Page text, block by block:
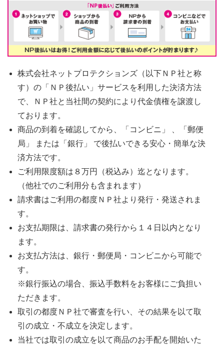
株式会社ネットプロテクションズ（以下ＮＰ社と称
す）の「ＮＰ後払い」サービスを利用した決済方法
で、ＮＰ社と当社間の契約により代金債権を譲渡し
ております。
商品の到着を確認してから、「コンビニ」 、「郵便
局」 または「銀行」 で後払いできる安心・簡単な決
済方法です。
ご利用限度額は８万円（税込み）迄となります。
（他社でのご利用分も含まれます）
請求書はご利用の都度ＮＰ社より発行・発送されま
す。
お支払期限は、請求書の発行から１４日以内となり
ます。
お支払方法は、銀行・郵便局・コンビニから可能で
す。
※銀行振込の場合、振込手数料をお客様にご負担い
ただきます。
取引の都度ＮＰ社で審査を行い、その結果を以て取
引の成立・不成立を決定します。
当社では取引の成立を以て商品のお手配を開始いた